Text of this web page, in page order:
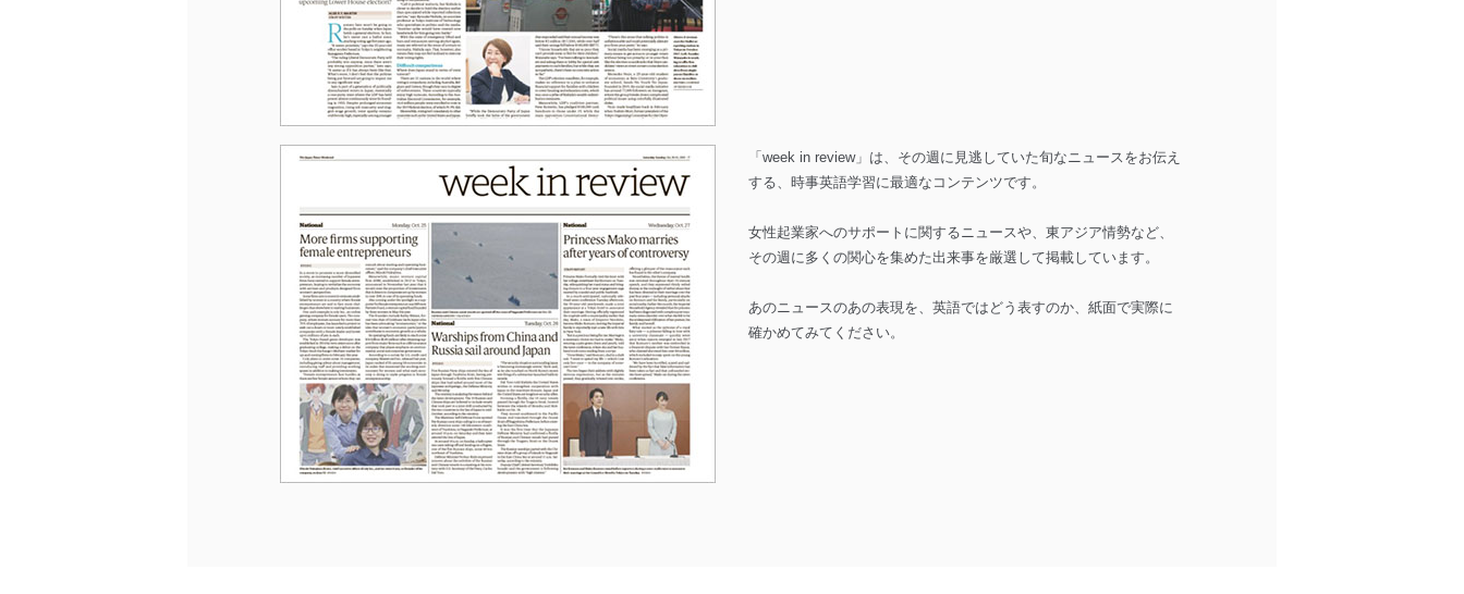
「week in review」は、その週に見逃していた旬なニュースをお伝え
する、時事英語学習に最適なコンテンツです。
女性起業家へのサポートに関するニュースや、東アジア情勢など、
その週に多くの関心を集めた出来事を厳選して掲載しています。
あのニュースのあの表現を、英語ではどう表すのか、紙面で実際に
確かめてみてください。